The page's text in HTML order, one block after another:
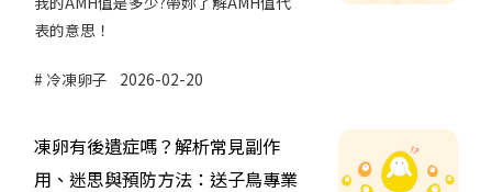
表的意思！
冷凍卵子 2026-02-20
凍卵有後遺症嗎？解析常見副作
用、迷思與預防方法：送子鳥專業